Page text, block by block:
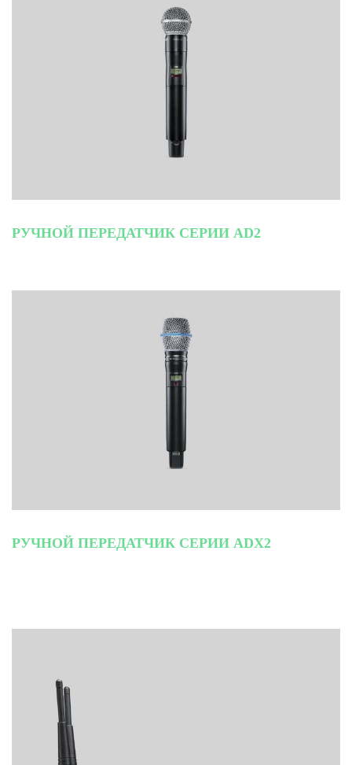
РУЧНОЙ ПЕРЕДАТЧИК СЕРИИ AD2
РУЧНОЙ ПЕРЕДАТЧИК СЕРИИ ADX2